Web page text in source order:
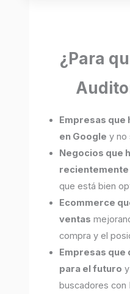
¿Para
Empresas que
en Google y no
Negocios que
recientemente
que está bien
Ecommerce
ventas
compra y el
Empresas
para el futuro
buscadores con